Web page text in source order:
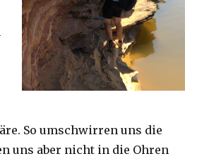
So umschwirren uns die
uns aber nicht in die Ohren